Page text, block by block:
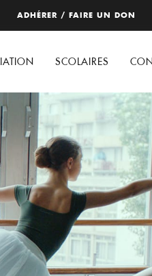
ADHÉRER / FAIRE UN DON
SCOLAIRES